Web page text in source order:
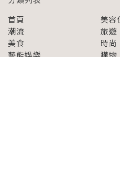
首頁
美容
潮流
旅遊
美食
時尚
藝能娛樂
購物